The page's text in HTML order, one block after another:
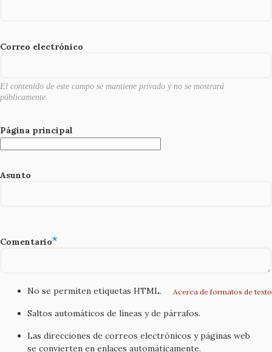
o
Correo electrónico
El contenido de este campo se mantiene privado y no se mostrará
públicamente.
Página principal
Asunto
Comentario
Acerca de formatos de texto
No se permiten etiquetas HTML.
Saltos automáticos de líneas y de párrafos.
Las direcciones de correos electrónicos y páginas web
se convierten en enlaces automáticamente.